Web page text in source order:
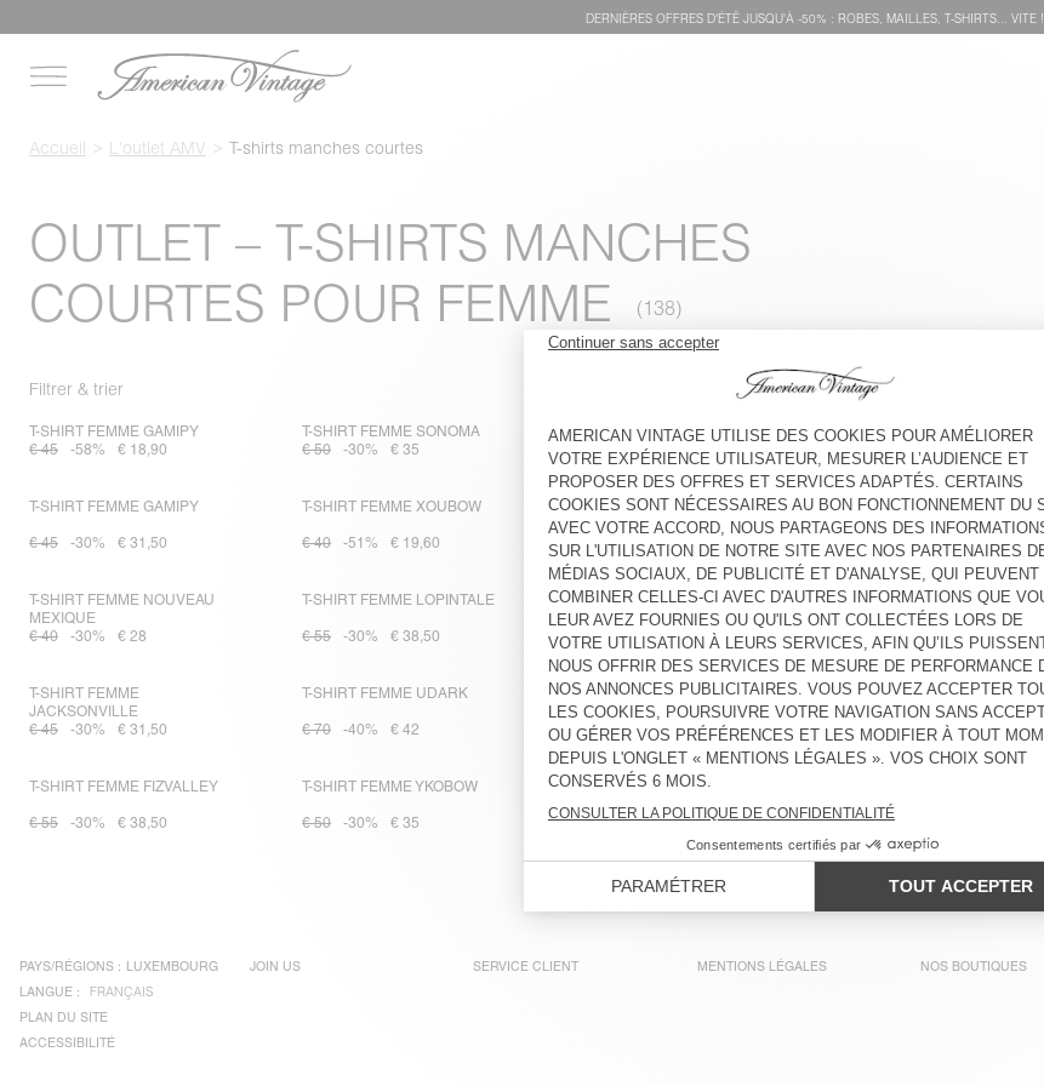
DERNIÈRES OFFRES D'ÉTÊ JUSQU'À -50% : ROBES, MAILLES, T-SHIRTS... VITE !
Accueil L'outlet AMV T-shirts manches courtes
OUTLET – T-SHIRTS MANCHES
COURTES POUR FEMME
Filtrer & trier
T-SHIRT FEMME GAMIPY
€ 45
-58% € 18,90
T-SHIRT FEMME SONOMA
€ 50
-30% € 35
T-SHIRT FEMME VOKLAY
€ 55
-60% € 22
T-SHIRT FEMME PYMAZ
€ 65
-64% € 23,40
T-SHIRT FEMME GAMIPY
€ 45 -30% € 31,50
T-SHIRT FEMME XOUBOW
€ 40 -51% € 19,60
T-SHIRT FEMME NOUVEAU
MEXIQUE
€ 40
-30% € 28
T-SHIRT FEMME LIRK
€ 50 -30% € 35
T-SHIRT FEMME NOUVEAU
MEXIQUE
€ 40
-30% € 28
T-SHIRT FEMME LOPINTALE
€ 55 -30% € 38,50
T-SHIRT FEMME NOUVEAU
MEXIQUE
€ 40
-30% € 28
T-SHIRT FEMME LIRK
€ 50 -30% € 35
T-SHIRT FEMME
JACKSONVILLE
€ 45
-30% € 31,50
T-SHIRT FEMME UDARK
€ 70 -40% € 42
T-SHIRT FEMME NOUVEAU
MEXIQUE
€ 40
-60% € 16
T-SHIRT FEMME LOPINTALE
€ 55 -30% € 38,50
T-SHIRT FEMME FIZVALLEY
€ 55 -30% € 38,50
T-SHIRT FEMME YKOBOW
€ 50 -30% € 35
T-SHIRT FEMME NOUVEAU
MEXIQUE
€ 40
-30% € 28 € 45 -51%
PAYS/RÉGIONS : LUXEMBOURG
LANGUE :
FRANÇAIS
PLAN DU SITE
ACCESSIBILITÉ
JOIN US SERVICE CLIENT MENTIONS LÉGALES NOS BOUTIQUES